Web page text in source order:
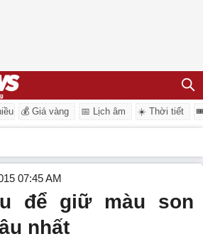
💰 Giá vàng 📅 Lịch âm ☀️ Thời tiết
07:45 AM
để giữ màu son
nhất